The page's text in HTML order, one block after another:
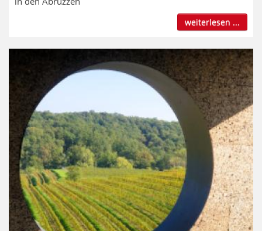
weiterlesen ...